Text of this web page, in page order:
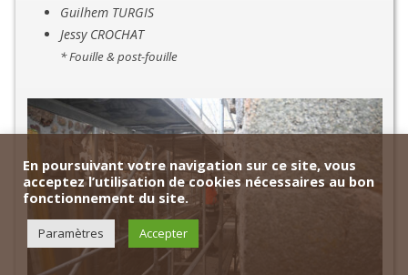
Guilhem TURGIS
Jessy CROCHAT
* Fouille & post-fouille
En poursuivant votre navigation sur ce site, vous
acceptez l’utilisation de cookies nécessaires au bon
fonctionnement du site.
Paramètres Accepter